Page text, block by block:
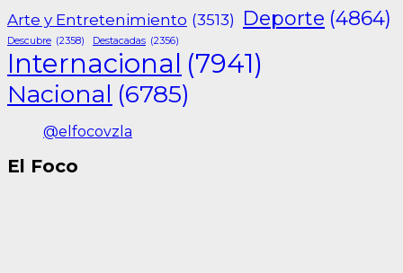
Arte y Entretenimiento (3513) Deporte (4864)
Descubre (2358) Destacadas (2356)
Internacional (7941)
Nacional (6785)
@elfocovzla
El Foco